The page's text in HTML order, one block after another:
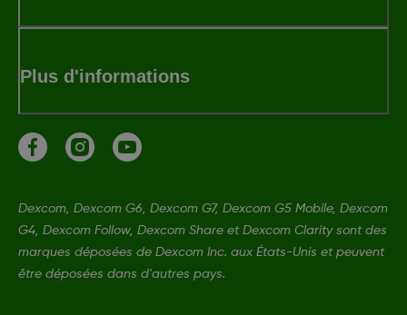
Plus d'informations
Dexcom, Dexcom G6, Dexcom G7, Dexcom G5 Mobile, Dexcom
G4, Dexcom Follow, Dexcom Share et Dexcom Clarity sont des
marques déposées de Dexcom Inc. aux États-Unis et peuvent
être déposées dans d'autres pays.